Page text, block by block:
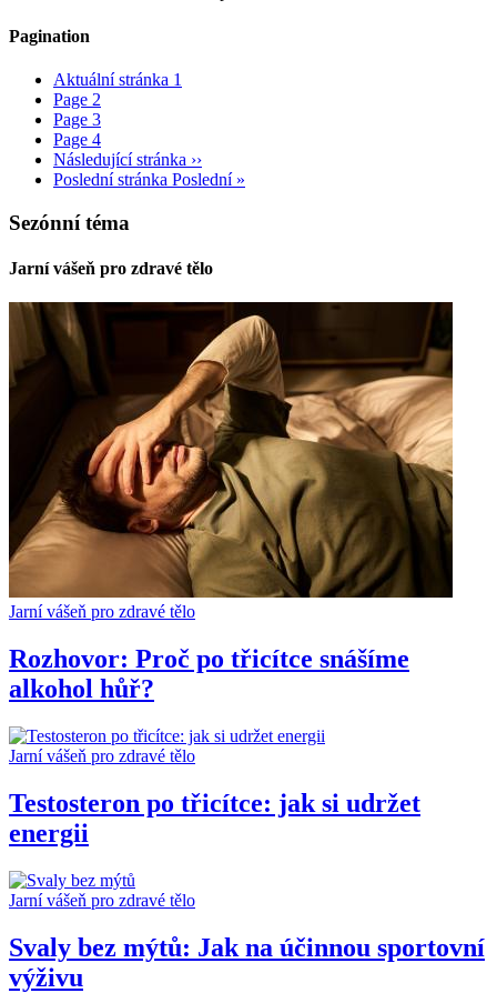
Pagination
Aktuální stránka 1
Page 2
Page 3
Page 4
Následující stránka ››
Poslední stránka Poslední »
Sezónní téma
Jarní vášeň pro zdravé tělo
Jarní vášeň pro zdravé tělo
Rozhovor: Proč po třicítce snášíme
alkohol hůř?
Jarní vášeň pro zdravé tělo
Testosteron po třicítce: jak si udržet
energii
Jarní vášeň pro zdravé tělo
Svaly bez mýtů: Jak na účinnou sportovní
výživu